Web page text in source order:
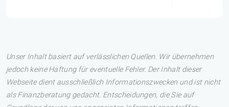
Unser Inhalt basiert auf verlässlichen Quellen. Wir übernehmen
jedoch keine Haftung für eventuelle Fehler. Der Inhalt dieser
Webseite dient ausschließlich Informationszwecken und ist nicht
als Finanzberatung gedacht. Entscheidungen, die Sie auf